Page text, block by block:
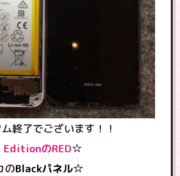
終了でございます！！
EditionのRED☆
のBlackパネル☆